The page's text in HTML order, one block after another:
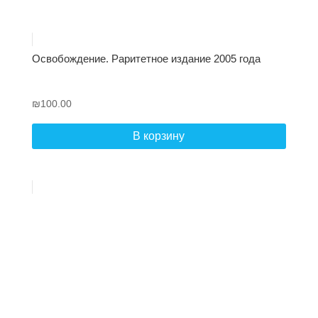
Освобождение. Раритетное издание 2005 года
₪100.00
В корзину